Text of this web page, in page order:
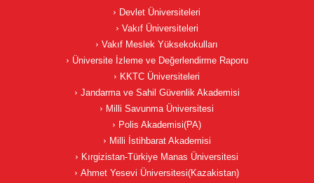
Devlet Üniversiteleri
Vakıf Üniversiteleri
Vakıf Meslek Yüksekokulları
Üniversite İzleme ve Değerlendirme Raporu
KKTC Üniversiteleri
Jandarma ve Sahil Güvenlik Akademisi
Milli Savunma Üniversitesi
Polis Akademisi(PA)
Milli İstihbarat Akademisi
Kırgizistan-Türkiye Manas Üniversitesi
Ahmet Yesevi Üniversitesi(Kazakistan)